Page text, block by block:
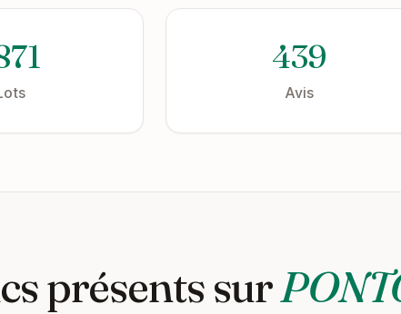
439
Avis
présents sur